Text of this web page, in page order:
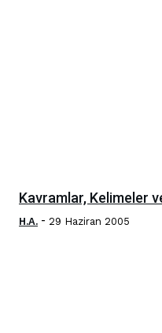
Kavramlar, Kelimeler
H.A. - 29 Haziran 2005